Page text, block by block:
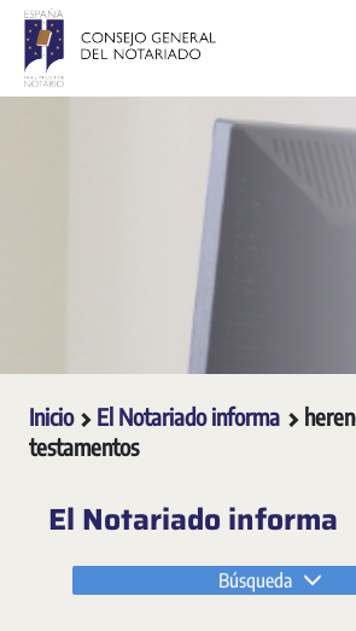
Saltar al contenido principal
Inicio El Notariado informa
testamentos
El Notariado informa
Búsqueda